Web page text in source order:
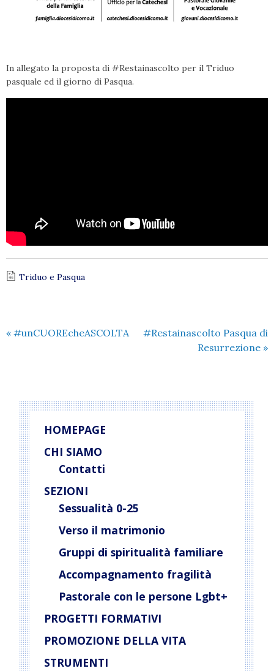
In allegato la proposta di #Restainascolto per il Triduo
pasquale ed il giorno di Pasqua.
Triduo e Pasqua
« #unCUOREcheASCOLTA
#Restainascolto Pasqua di
Resurrezione »
HOMEPAGE
CHI SIAMO
Contatti
SEZIONI
Sessualità 0-25
Verso il matrimonio
Gruppi di spiritualità familiare
Accompagnamento fragilità
Pastorale con le persone Lgbt+
PROGETTI FORMATIVI
PROMOZIONE DELLA VITA
STRUMENTI